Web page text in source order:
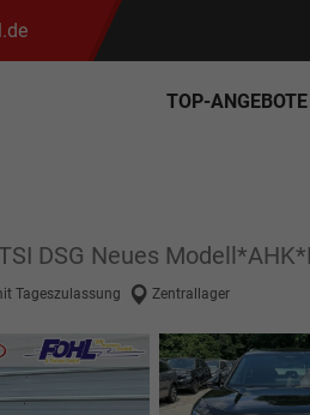
TOP-ANGEBOTE
DSG Neues
Tageszulassung Zentrallager